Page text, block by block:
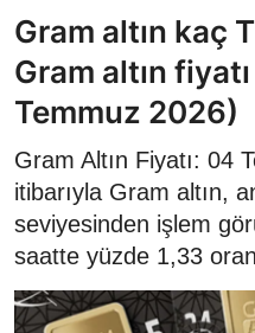
Gram altın kaç
Gram altın
Temmuz 2026)
Gram Altın Fiyatı: 04
itibarıyla Gram altın,
seviyesinden işlem
saatte yüzde 1,33